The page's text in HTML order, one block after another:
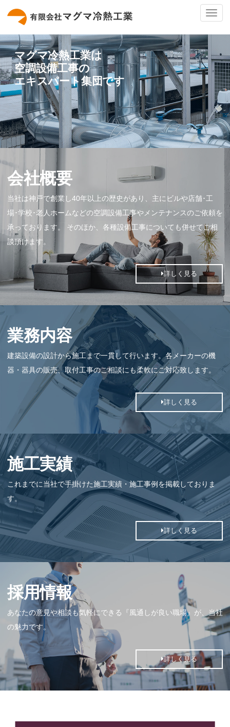
ナ
ビ
ョ
ン
の
切
替
マグマ冷熱工業は
空調設備工事の
エキスパート集団です
会社概要
当社は神戸で創業し40年以上の歴史があり、主にビルや店舗･工
場･学校･老人ホームなどの空調設備工事やメンテナンスのご依頼を
承っております。 そのほか、各種設備工事についても併せてご相
談頂けます。
詳しく見る
業務内容
建築設備の設計から施工まで一貫して行います。各メーカーの機
器・器具の販売、取付工事のご相談にも柔軟にご対応致します。
詳しく見る
施工実績
これまでに当社で手掛けた施工実績・施工事例を掲載しておりま
す。
詳しく見る
採用情報
あなたの意見や相談も気軽にできる『風通しが良い職場』が、当社
の魅力です。
詳しく見る